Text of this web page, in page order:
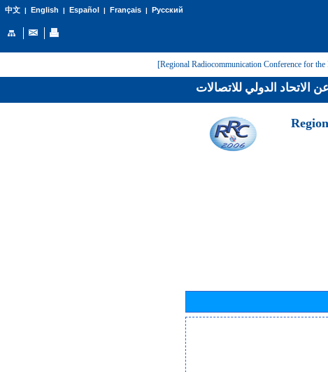
中文| English | Español | Français| Русский
الاتحاد الدولي للاتصالات